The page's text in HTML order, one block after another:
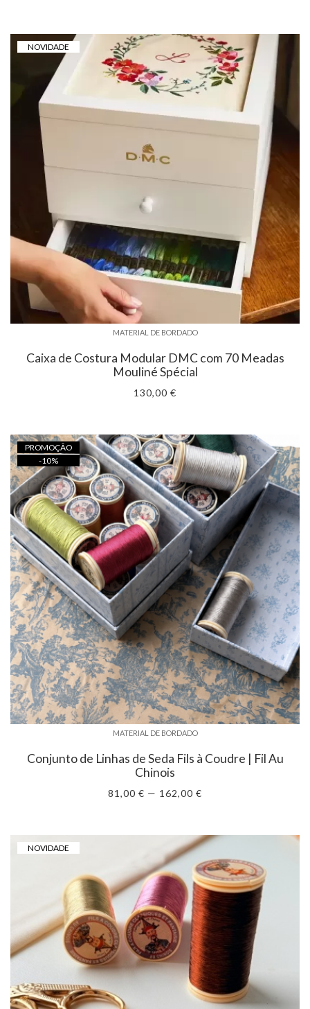
NOVIDADE
MATERIAL DE BORDADO
Caixa de Costura Modular DMC com 70 Meadas
Mouliné Spécial
130,00 €
-10%
PROMOÇÃO
MATERIAL DE BORDADO
Conjunto de Linhas de Seda Fils à Coudre | Fil Au
Chinois
81,00 € — 162,00 €
NOVIDADE